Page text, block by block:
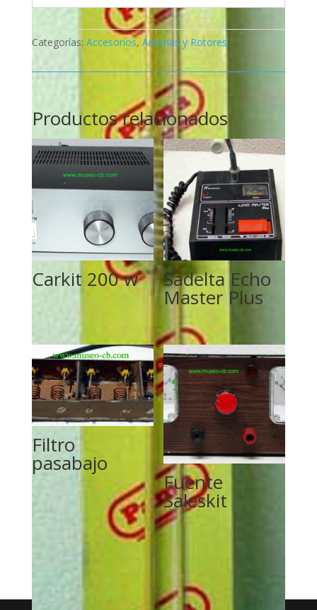
Categorías: Accesorios,Antenas y Rotores
Productos relacionados
Carkit 200 w Sadelta Echo
Master Plus
Filtro
pasabajo
Fuente
Saleskit